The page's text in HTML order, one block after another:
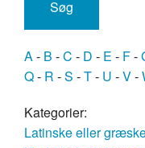
A- B -C - D - E - F-
Q- R -S -T- U -V-
Kategorier:
Latinske eller